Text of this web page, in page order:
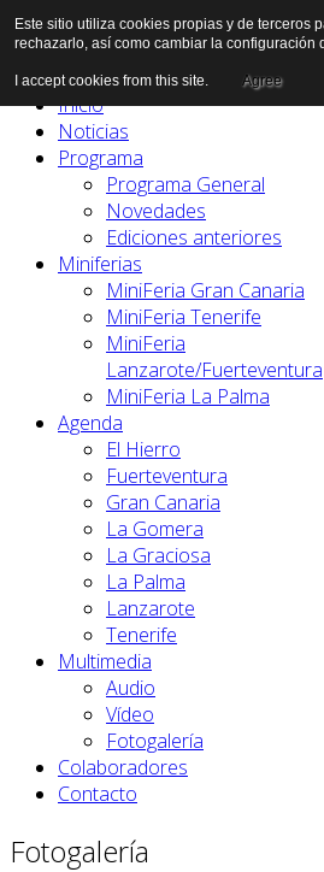
Inicio
Noticias
Programa
Programa General
Novedades
Ediciones anteriores
Miniferias
MiniFeria Gran Canaria
MiniFeria Tenerife
MiniFeria
Lanzarote/Fuerteventura
MiniFeria La Palma
Agenda
El Hierro
Fuerteventura
Gran Canaria
La Gomera
La Graciosa
La Palma
Lanzarote
Tenerife
Multimedia
Audio
Vídeo
Fotogalería
Colaboradores
Contacto
Fotogalería
Este sitio utiliza cookies propias y de terceros
rechazarlo, así como cambiar la configuración
I accept cookies from this site. Agree